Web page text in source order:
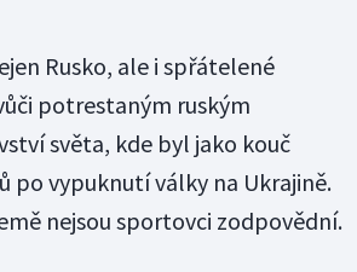
Rusko, ale i spřátelené
potrestaným ruským
světa, kde byl jako kouč
po vypuknutí války na Ukrajině.
nejsou sportovci zodpovědní.